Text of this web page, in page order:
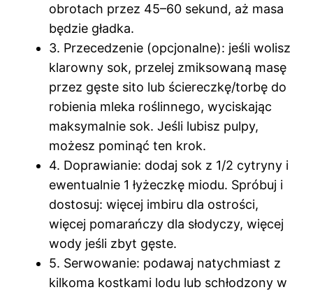
obrotach przez 45–60 sekund, aż masa
będzie gładka.
3. Przecedzenie (opcjonalne): jeśli wolisz
klarowny sok, przelej zmiksowaną masę
przez gęste sito lub ściereczkę/torbę do
robienia mleka roślinnego, wyciskając
maksymalnie sok. Jeśli lubisz pulpy,
możesz pominąć ten krok.
4. Doprawianie: dodaj sok z 1/2 cytryny i
ewentualnie 1 łyżeczkę miodu. Spróbuj i
dostosuj: więcej imbiru dla ostrości,
więcej pomarańczy dla słodyczy, więcej
wody jeśli zbyt gęste.
5. Serwowanie: podawaj natychmiast z
kilkoma kostkami lodu lub schłodzony w